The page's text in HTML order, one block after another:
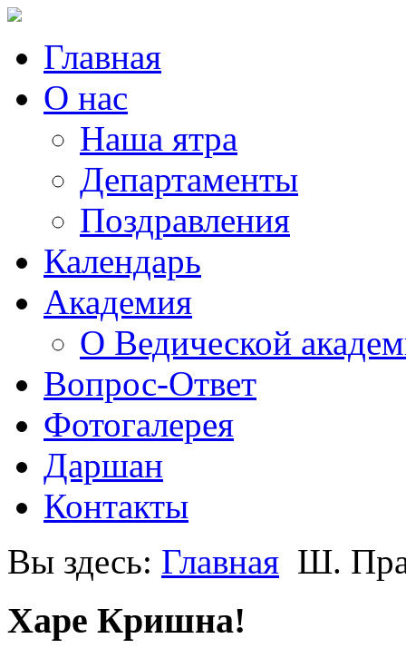
Главная
О нас
Наша ятра
Департаменты
Поздравления
Календарь
Академия
О Ведической
Вопрос-Ответ
Фотогалерея
Даршан
Контакты
Вы здесь: Главная Ш.
Харе Кришна!